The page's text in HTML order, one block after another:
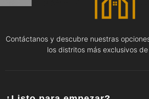
Contáctanos y descubre nuestras
los distritos más exclusivos